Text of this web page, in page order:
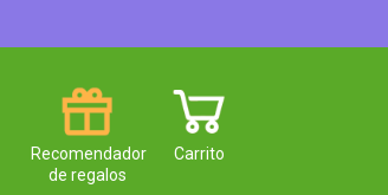
Carrito
Recomendador
de regalos